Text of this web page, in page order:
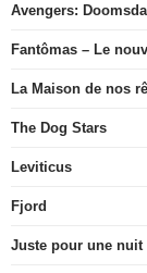
Avengers:
Fantômas – Le
La Maison de nos
The Dog Stars
Leviticus
Fjord
Juste pour une nuit